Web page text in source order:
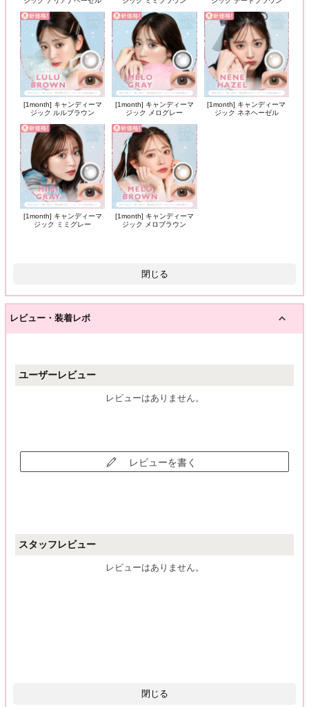
[1month] キャンディーマ
ジック ルルブラウン
[1month] キャンディーマ
ジック メログレー
[1month] キャンディーマ
ジック ネネヘーゼル
[1month] キャンディーマ
ジック ミミグレー
[1month] キャンディーマ
ジック メロブラウン
閉じる
レビュー・装着レポ
ユーザーレビュー
レビューはありません。
レビューを書く
スタッフレビュー
レビューはありません。
閉じる